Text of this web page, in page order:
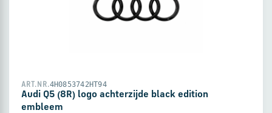
een
e-
mail
ART.NR.4H0853742HT94
Audi Q5 (8R) logo achterzijde black edition
embleem